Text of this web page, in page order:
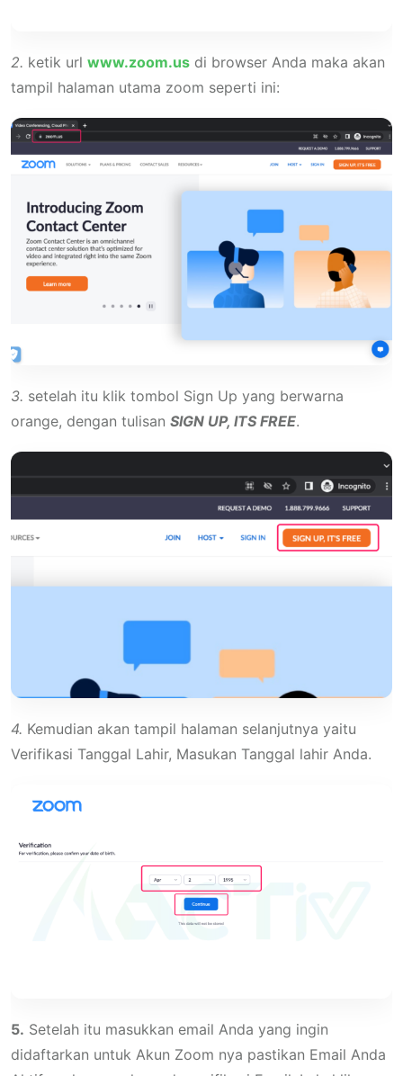
2. ketik url www.zoom.us di browser Anda maka akan
tampil halaman utama zoom seperti ini:
3. setelah itu klik tombol Sign Up yang berwarna
orange, dengan tulisan SIGN UP, ITS FREE.
4. Kemudian akan tampil halaman selanjutnya yaitu
Verifikasi Tanggal Lahir, Masukan Tanggal lahir Anda.
5. Setelah itu masukkan email Anda yang ingin
didaftarkan untuk Akun Zoom nya pastikan Email Anda